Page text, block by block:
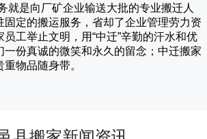
就是向厂矿企业输送大批的专业搬迁人
固定的搬运服务，省却了企业管理劳力资
员工举止文明，用“中迁”辛勤的汗水和优
份真诚的微笑和永久的留念； 中迁搬家
物品随身带。